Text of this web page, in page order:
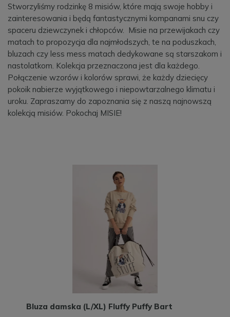
Stworzyliśmy rodzinkę 8 misiów, które mają swoje hobby i
zainteresowania i będą fantastycznymi kompanami snu czy
spaceru dziewczynek i chłopców. Misie na przewijakach czy
matach to propozycja dla najmłodszych, te na poduszkach,
bluzach czy less mess matach dedykowane są starszakom i
nastolatkom. Kolekcja przeznaczona jest dla każdego.
Połączenie wzorów i kolorów sprawi, że każdy dziecięcy
pokoik nabierze wyjątkowego i niepowtarzalnego klimatu i
uroku. Zapraszamy do zapoznania się z naszą najnowszą
kolekcją misiów. Pokochaj MISIE!
Bluza damska (L/XL) Fluffy Puffy Bart